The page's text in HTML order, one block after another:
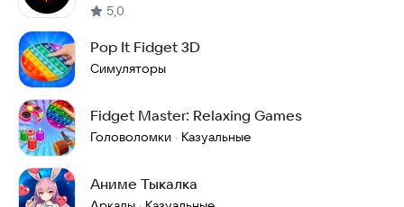
5,0
Pop It Fidget 3D
Симуляторы
Fidget Master: Relaxing Games
Головоломки · Казуальные
Аниме Тыкалка